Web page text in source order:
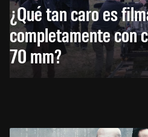
¿Qué tan caro es
completamente con
70 mm?